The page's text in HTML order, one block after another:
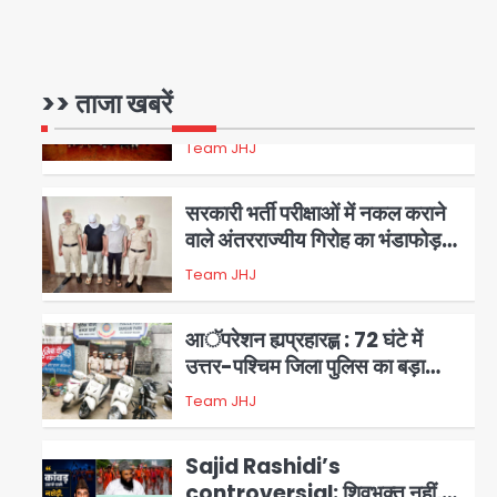
>> ताजा खबरें
2
वाले गिरोह का भंडाफोड़
Team JHJ
3
सरकारी भर्ती परीक्षाओं में नकल कराने
वाले अंतरराज्यीय गिरोह का भंडाफोड़,
मास्टरमाइंड समेत 7 गिरफ्तार
Team JHJ
4
आॅपरेशन ह्यप्रहारह्ण : 72 घंटे में
उत्तर-पश्चिम जिला पुलिस का बड़ा
एक्शन
Team JHJ
Sajid Rashidi’s